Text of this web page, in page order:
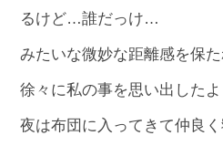
るけど…誰だっけ…
みたいな微妙な距離感を保
徐々に私の事を思い出した
夜は布団に入ってきて仲良